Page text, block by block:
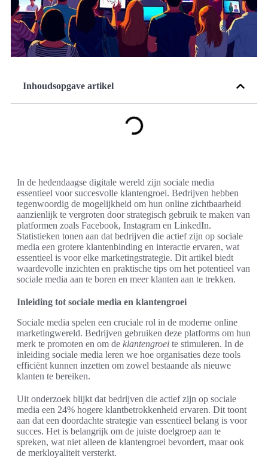
Inhoudsopgave artikel
In de hedendaagse digitale wereld zijn sociale media
essentieel voor succesvolle klantengroei. Bedrijven hebben
tegenwoordig de mogelijkheid om hun online zichtbaarheid
aanzienlijk te vergroten door strategisch gebruik te maken van
platformen zoals Facebook, Instagram en LinkedIn.
Statistieken tonen aan dat bedrijven die actief zijn op sociale
media een grotere klantenbinding en interactie ervaren, wat
essentieel is voor elke marketingstrategie. Dit artikel biedt
waardevolle inzichten en praktische tips om het potentieel van
sociale media aan te boren en meer klanten aan te trekken.
Inleiding tot sociale media en klantengroei
Sociale media spelen een cruciale rol in de moderne online
marketingwereld. Bedrijven gebruiken deze platforms om hun
merk te promoten en om de klantengroei te stimuleren. In de
inleiding sociale media leren we hoe organisaties deze tools
efficiënt kunnen inzetten om zowel bestaande als nieuwe
klanten te bereiken.
Uit onderzoek blijkt dat bedrijven die actief zijn op sociale
media een 24% hogere klantbetrokkenheid ervaren. Dit toont
aan dat een doordachte strategie van essentieel belang is voor
succes. Het is belangrijk om de juiste doelgroep aan te
spreken, wat niet alleen de klantengroei bevordert, maar ook
de merkloyaliteit versterkt.